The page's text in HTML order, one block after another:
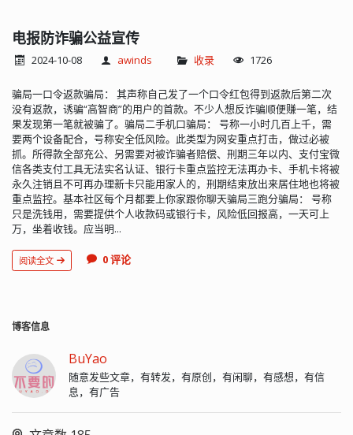
电报防诈骗公益宣传
2024-10-08 awinds 收录 1726
骗局一口令返款骗局： 其声称自己发了一个口令红包得到返款后第二次
没有返款，诱骗“高智商”的用户的首款。不少人想反诈骗顺便赚一笔，结
果发现第一笔就被骗了。骗局二手机口骗局： 号称一小时几百上千，需
要两个设备配合，号称安全低风险。此类型为网安重点打击，做过必被
抓。所得款全部充公、另需要对被诈骗者赔偿、刑期三年以内、支付宝微
信各类支付工具无法实名认证、银行卡重点监控无法再办卡、手机卡将被
永久注销且不可再办理新卡只能用家人的，刑期结束放出来居住地也将被
重点监控。基本社区每个月都要上你家跟你聊天骗局三跑分骗局： 号称
只是洗钱用，需要提供个人收款码或银行卡，风险低回报高，一天可上
万，坐着收钱。应当明...
阅读全文 0 评论
博客信息
BuYao
随意发些文章，有转发，有原创，有闲聊，有感想，有信
息，有广告